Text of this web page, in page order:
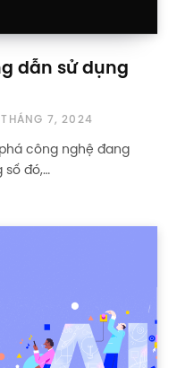
dẫn sử dụng
THÁNG 7, 2024
công nghệ đang
số đó,…